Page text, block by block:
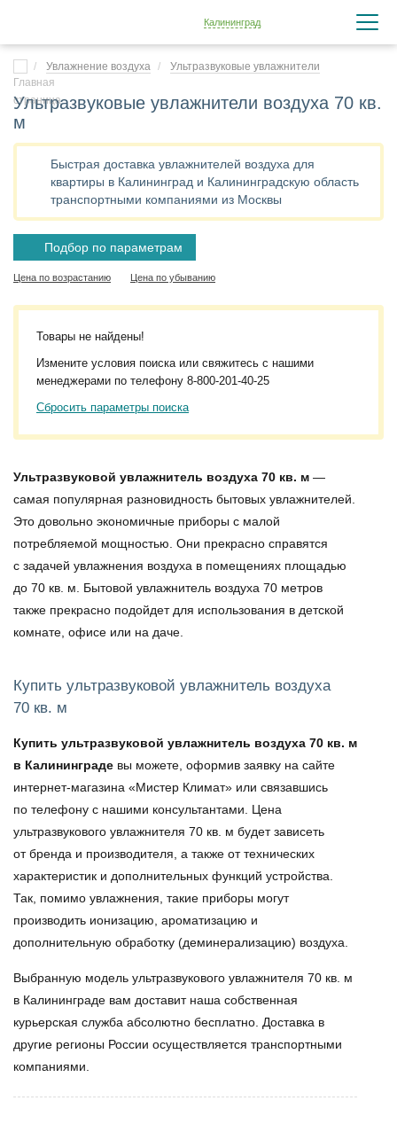
Калининград
Увлажнение воздуха Ультразвуковые увлажнители
Ультразвуковые увлажнители воздуха 70 кв.
м
Быстрая доставка увлажнителей воздуха для
квартиры в Калининград и Калининградскую область
транспортными компаниями из Москвы
Подбор по параметрам
Цена по возрастанию Цена по убыванию
Товары не найдены!
Измените условия поиска или свяжитесь с нашими
менеджерами по телефону 8-800-201-40-25
Сбросить параметры поиска
Ультразвуковой увлажнитель воздуха 70 кв. м —
самая популярная разновидность бытовых увлажнителей.
Это довольно экономичные приборы с малой
потребляемой мощностью. Они прекрасно справятся
с задачей увлажнения воздуха в помещениях площадью
до 70 кв. м. Бытовой увлажнитель воздуха 70 метров
также прекрасно подойдет для использования в детской
комнате, офисе или на даче.
Купить ультразвуковой увлажнитель воздуха
70 кв. м
Купить ультразвуковой увлажнитель воздуха 70 кв. м
в Калининграде вы можете, оформив заявку на сайте
интернет-магазина «Мистер Климат» или связавшись
по телефону с нашими консультантами. Цена
ультразвукового увлажнителя 70 кв. м будет зависеть
от бренда и производителя, а также от технических
характеристик и дополнительных функций устройства.
Так, помимо увлажнения, такие приборы могут
производить ионизацию, ароматизацию и
дополнительную обработку (деминерализацию) воздуха.
Выбранную модель ультразвукового увлажнителя 70 кв. м
в Калининграде вам доставит наша собственная
курьерская служба абсолютно бесплатно. Доставка в
другие регионы России осуществляется транспортными
компаниями.